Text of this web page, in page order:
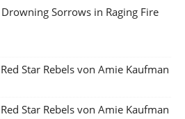
Sorrows in Raging Fire
Star Rebels von Amie Kaufman
Star Rebels von Amie Kaufman